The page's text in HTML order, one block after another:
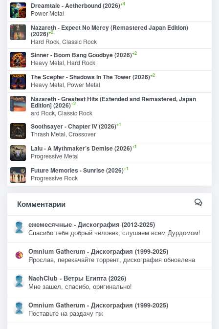
Dreamtale - Aetherbound (2026)+4
Power Metal
Nazareth - Expect No Mercy (Remastered Japan Edition)
(2026)+2
Hard Rock, Classic Rock
Sinner - Boom Bang Goodbye (2026)+2
Heavy Metal, Hard Rock
The Scepter - Shadows In The Tower (2026)+2
Heavy Metal, Power Metal
Nazareth - Greatest Hits (Extended and Remastered, Japan
Edition] (2026)+2
ard Rock, Classic Rock
Soothsayer - Chapter IV (2026)+1
Thrash Metal, Crossover
Lalu - A Mythmaker’s Demise (2026)+1
Progressive Metal
Future Memories - Sunrise (2026)+1
Progressive Rock
Комментарии
ежемесячные - Дискография (2012-2025)
Спасибо тебе добрый человек, слушаем всем Дурдомом!
Omnium Gatherum - Дискография (1999-2025)
Ярослав, перекачайте торрент, дискография обновлена
NachClub - Ветры Египта (2026)
Мне зашел, спасибо, оригинально!
Omnium Gatherum - Дискография (1999-2025)
Поставьте на раздачу пж